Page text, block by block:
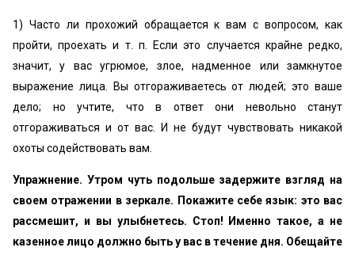
1) Часто ли прохожий обращается к вам с вопросом, как
пройти, проехать и т. п. Если это случается крайне редко,
значит, у вас угрюмое, злое, надменное или замкнутое
выражение лица. Вы отгораживаетесь от людей; это ваше
дело; но учтите, что в ответ они невольно станут
отгораживаться и от вас. И не будут чувствовать никакой
охоты содействовать вам.
Упражнение. Утром чуть подольше задержите взгляд на
своем отражении в зеркале. Покажите себе язык: это вас
рассмешит, и вы улыбнетесь. Стоп! Именно такое, а не
казенное лицо должно быть у вас в течение дня. Обещайте